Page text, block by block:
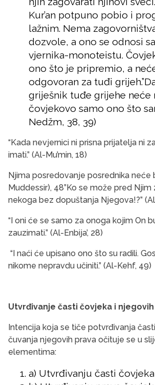
Kur’an potpuno pobio i
lažnim. Nema
dozvole, a ono se odnosi
vjernika-monoteistu.
ono što je pripremio, a
odgovoran za tuđi
griješnik tuđe grijehe neće
čovjekovo samo ono što
Nedžm, 38, 39)
“Kada nevjernici ni prisna prijatelja ni
imati.” (Al-Mu’min, 18)
Njima posredovanje posrednika neće
Muddessir), 48”Ko se može pred
nekoga bez dopuštanja Njegova!?”
“I oni će se samo za onoga kojim On
zauzimati.” (Al-Enbija’, 28)
“I naći će upisano ono što su radili.
nikome nepravdu učiniti.” (Al-Kehf, 49)
Utvrđivanje časti čovjeka i
Intencija koja se tiče potvrđivanja
čuvanja njegovih prava očituje se u
elementima:
a) Utvrđivanju časti